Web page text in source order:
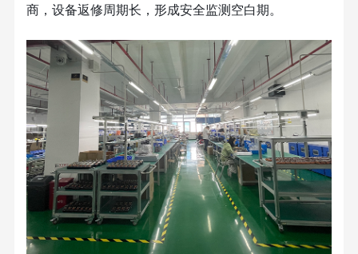
商，设备返修周期长，形成安全监测空白期。